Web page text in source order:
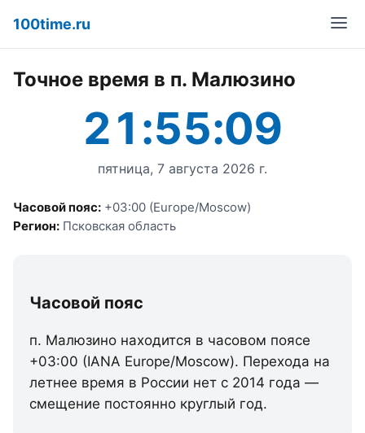
100time.ru
Точное время в п. Малюзино
21:55:09
пятница, 7 августа 2026 г.
Часовой пояс: +03:00 (Europe/Moscow)
Регион: Псковская область
Часовой пояс
п. Малюзино находится в часовом поясе
+03:00 (IANA Europe/Moscow). Перехода на
летнее время в России нет с 2014 года —
смещение постоянно круглый год.